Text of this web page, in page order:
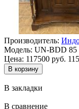
Производитель:
Модель: UN-BDD 85
Цена: 117500 руб.
В закладки
В сравнение